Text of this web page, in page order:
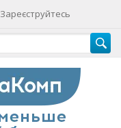
Зареєструйтесь